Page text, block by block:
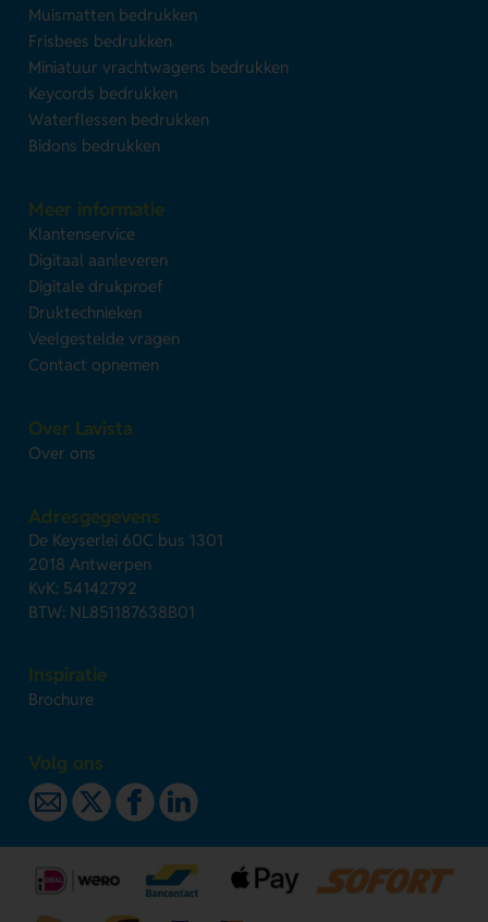
Muismatten bedrukken
Frisbees bedrukken
Miniatuur vrachtwagens bedrukken
Keycords bedrukken
Waterflessen bedrukken
Bidons bedrukken
Meer informatie
Klantenservice
Digitaal aanleveren
Digitale drukproef
Druktechnieken
Veelgestelde vragen
Contact opnemen
Over Lavista
Over ons
Adresgegevens
De Keyserlei 60C bus 1301
2018 Antwerpen
KvK: 54142792
BTW: NL851187638B01
Inspiratie
Brochure
Volg ons